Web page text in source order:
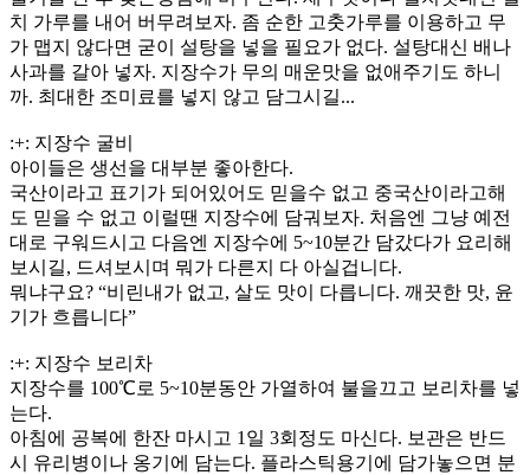
치 가루를 내어 버무려보자. 좀 순한 고춧가루를 이용하고 무
가 맵지 않다면 굳이 설탕을 넣을 필요가 없다. 설탕대신 배나
사과를 갈아 넣자. 지장수가 무의 매운맛을 없애주기도 하니
까. 최대한 조미료를 넣지 않고 담그시길...
:+: 지장수 굴비
아이들은 생선을 대부분 좋아한다.
국산이라고 표기가 되어있어도 믿을수 없고 중국산이라고해
도 믿을 수 없고 이럴땐 지장수에 담궈보자. 처음엔 그냥 예전
대로 구워드시고 다음엔 지장수에 5~10분간 담갔다가 요리해
보시길, 드셔보시며 뭐가 다른지 다 아실겁니다.
뭐냐구요? “비린내가 없고, 살도 맛이 다릅니다. 깨끗한 맛, 윤
기가 흐릅니다”
:+: 지장수 보리차
지장수를 100℃로 5~10분동안 가열하여 불을끄고 보리차를 넣
는다.
아침에 공복에 한잔 마시고 1일 3회정도 마신다. 보관은 반드
시 유리병이나 옹기에 담는다. 플라스틱용기에 담가놓으면 분